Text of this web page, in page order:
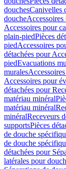
douchesCanivelles
douche
Accessoires pour
plain-piedPièces
piedAccessoires
détachées pour
piedEvacuations
murales
Accessoires pour
détachées pour
matériau minéral
matériau minéral
minéralReceveurs
supportsPièces
de douche
de douche
détachées pour
latérales pour